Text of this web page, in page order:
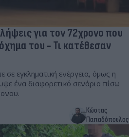
για τον 72χρονο που
του - Τι κατέθεσαν
σε εγκληματική ενέργεια, όμως η
ένα διαφορετικό σενάριο πίσω
Κώστας
Παπαδόπουλος